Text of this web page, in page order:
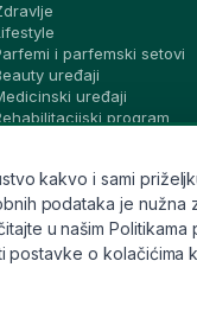
i parfemski setovi
uređaji
uređaji
program
kakvo i sami
podataka je
u našim
o